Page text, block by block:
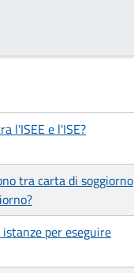
l'ISEE e l'ISE?
tra carta di soggiorno
per eseguire